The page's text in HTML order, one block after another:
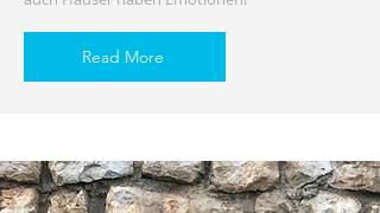
Read More